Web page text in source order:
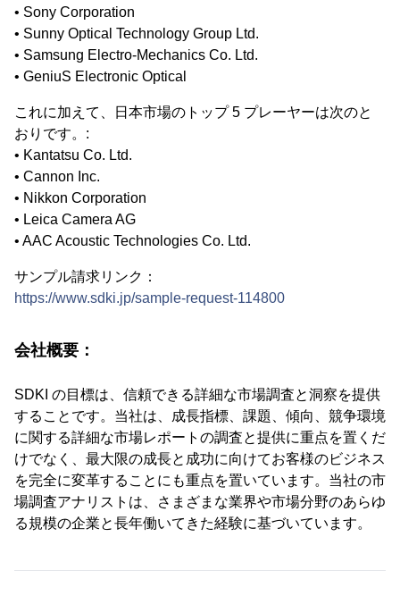
• Sony Corporation
• Sunny Optical Technology Group Ltd.
• Samsung Electro-Mechanics Co. Ltd.
• GeniuS Electronic Optical
これに加えて、日本市場のトップ 5 プレーヤーは次のと
おりです。:
• Kantatsu Co. Ltd.
• Cannon Inc.
• Nikkon Corporation
• Leica Camera AG
• AAC Acoustic Technologies Co. Ltd.
サンプル請求リンク：
https://www.sdki.jp/sample-request-114800
会社概要：
SDKI の目標は、信頼できる詳細な市場調査と洞察を提供
することです。当社は、成長指標、課題、傾向、競争環境
に関する詳細な市場レポートの調査と提供に重点を置くだ
けでなく、最大限の成長と成功に向けてお客様のビジネス
を完全に変革することにも重点を置いています。当社の市
場調査アナリストは、さまざまな業界や市場分野のあらゆ
る規模の企業と長年働いてきた経験に基づいています。